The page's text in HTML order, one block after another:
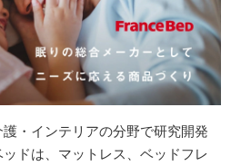
・インテリアの分野で研究開発
ドは、マットレス、ベッドフレ